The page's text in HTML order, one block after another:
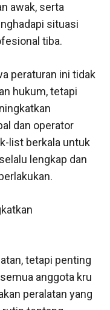
awak, serta
situasi
tiba.
peraturan ini tidak
hukum, tetapi
dan operator
list berkala untuk
lengkap dan
tetapi penting
anggota kru
peralatan yang